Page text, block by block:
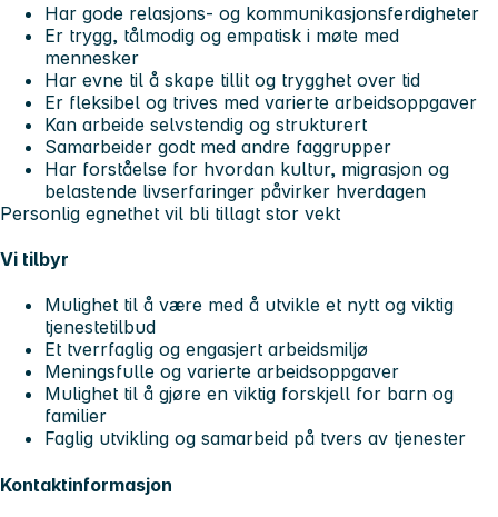
Har gode relasjons- og kommunikasjonsferdigheter
Er trygg, tålmodig og empatisk i møte med
mennesker
Har evne til å skape tillit og trygghet over tid
Er fleksibel og trives med varierte arbeidsoppgaver
Kan arbeide selvstendig og strukturert
Samarbeider godt med andre faggrupper
Har forståelse for hvordan kultur, migrasjon og
belastende livserfaringer påvirker hverdagen
Personlig egnethet vil bli tillagt stor vekt
Vi tilbyr
Mulighet til å være med å utvikle et nytt og viktig
tjenestetilbud
Et tverrfaglig og engasjert arbeidsmiljø
Meningsfulle og varierte arbeidsoppgaver
Mulighet til å gjøre en viktig forskjell for barn og
familier
Faglig utvikling og samarbeid på tvers av tjenester
Kontaktinformasjon